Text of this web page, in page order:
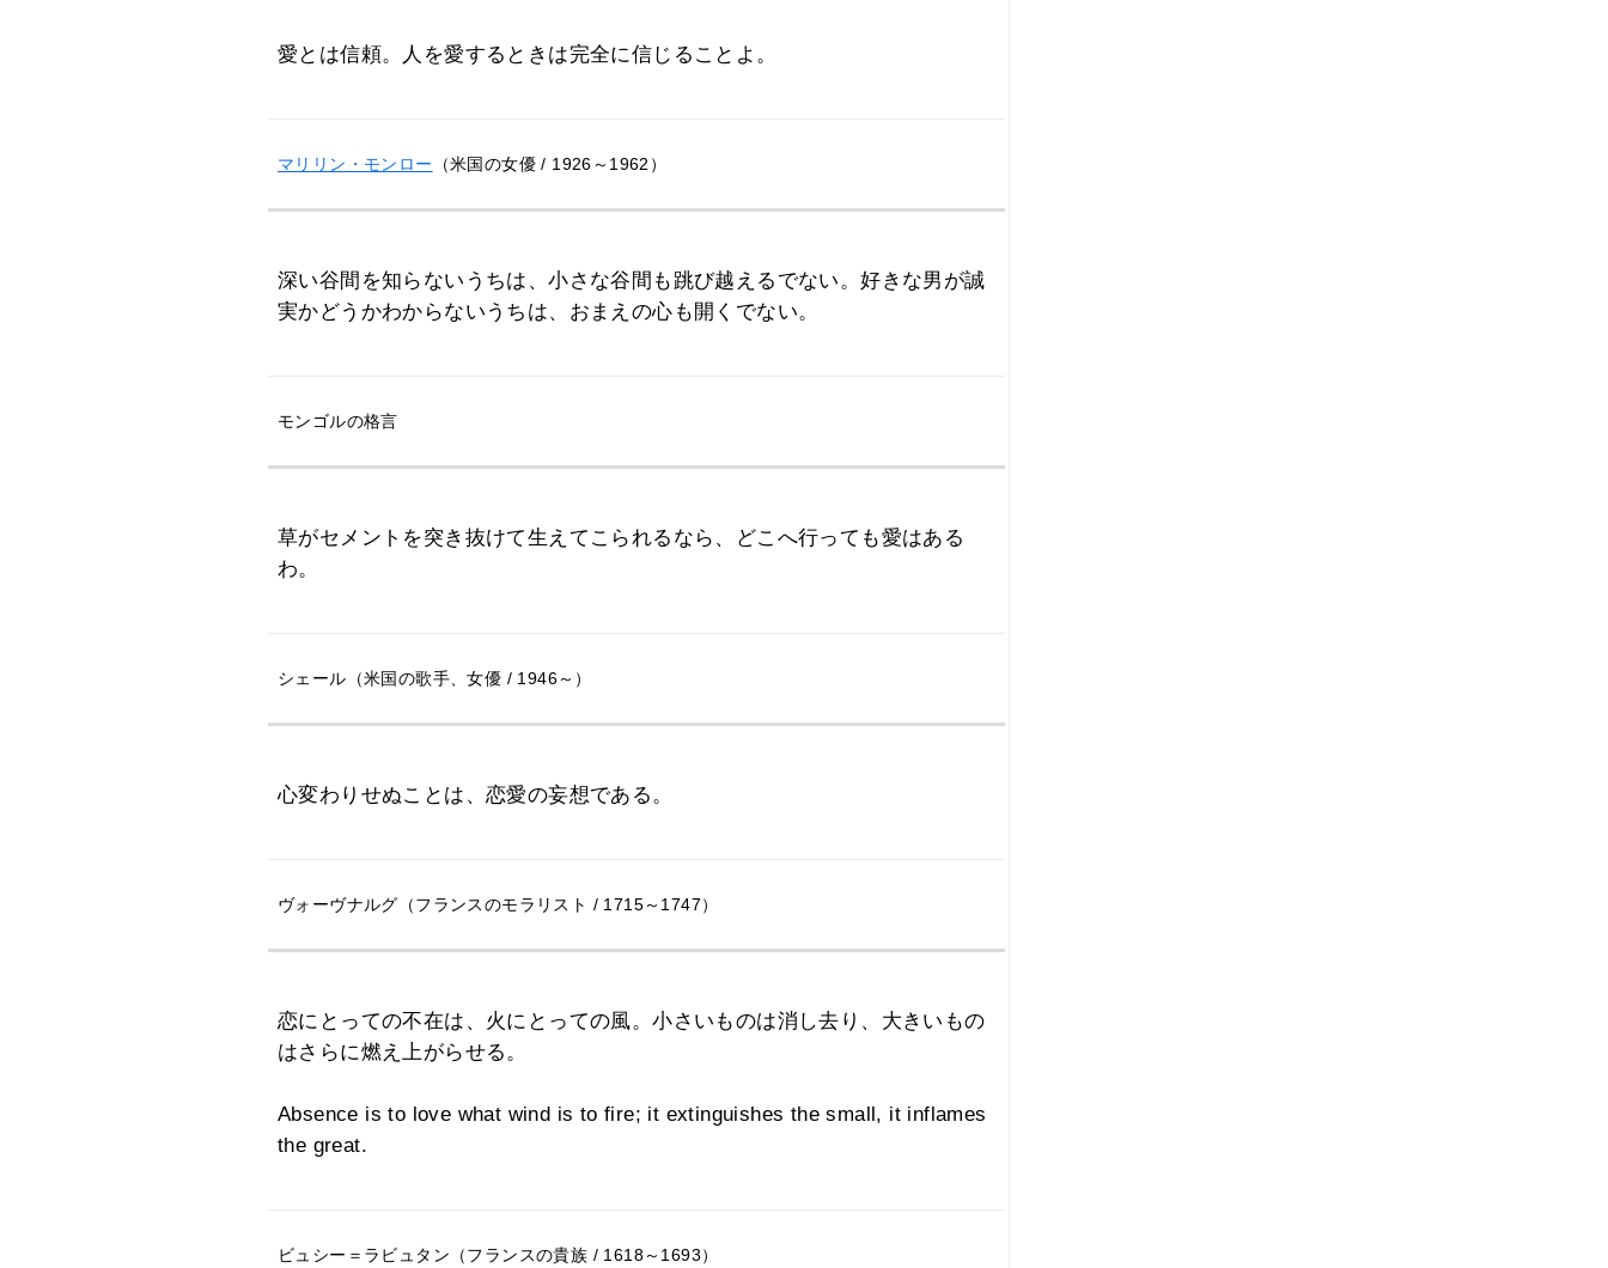
愛とは信頼。人を愛するときは完全に信じることよ。
マリリン・モンロー （米国の女優 / 1926～1962）
深い谷間を知らないうちは、小さな谷間も跳び越えるでない。好きな男が誠
実かどうかわからないうちは、おまえの心も開くでない。
モンゴルの格言
草がセメントを突き抜けて生えてこられるなら、どこへ行っても愛はある
わ。
シェール（米国の歌手、女優 / 1946～）
心変わりせぬことは、恋愛の妄想である。
ヴォーヴナルグ（フランスのモラリスト / 1715～1747）
恋にとっての不在は、火にとっての風。小さいものは消し去り、大きいもの
はさらに燃え上がらせる。
Absence is to love what wind is to fire; it extinguishes the small, it inflames
the great.
ビュシー＝ラビュタン（フランスの貴族 / 1618～1693）